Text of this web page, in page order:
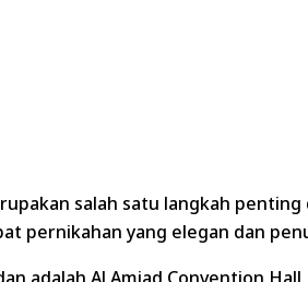
salah satu langkah
pernikahan yang elegan dan